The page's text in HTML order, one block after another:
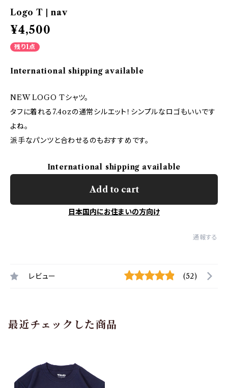
Logo T | nav
¥4,500
残り1点
International shipping available
NEW LOGO Tシャツ。
タフに着れる7.4ozの通常シルエット！シンプルなロゴもいいです
よね。
派手なパンツと合わせるのもおすすめです。
International shipping available
Add to cart
日本国内にお住まいの方向け
通報する
レビュー (52)
最近チェックした商品